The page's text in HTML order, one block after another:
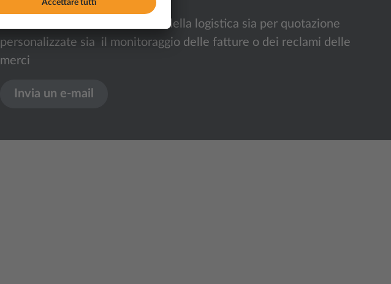
Possiamo assistervi nel mondo della logistica sia per quotazione
personalizzate sia il monitoraggio delle fatture o dei reclami delle
merci
Invia un e-mail